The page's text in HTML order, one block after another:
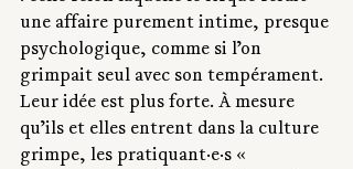
une affaire purement intime, presque
psychologique, comme si l’on
grimpait seul avec son tempérament.
Leur idée est plus forte. À mesure
qu’ils et elles entrent dans la culture
grimpe, les pratiquant·e·s «